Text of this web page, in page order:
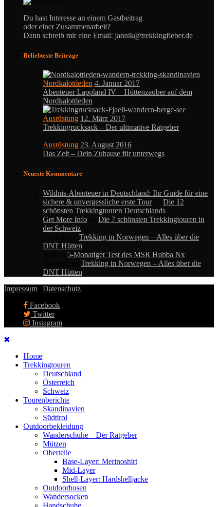
Du hast Interesse an einem Gastbeitrag
oder einer Zusammenarbeit?
Dann schreib mir eine Email: jannik@trekkingfieber.de
Beliebteste Beiträge
Nordkalottleden 4. Januar 2017
Abenteuer Lappland IV – Hüttenzauber auf dem
Nordkalottleden
Ausrüstung 12. März 2017
Trekkingrucksack – Der ultimative Ratgeber
Ausrüstung 23. August 2016
Das Zelt – Dein Zuhause für unterwegs
Neueste Kommentare
Wildnis-Abenteuer in Deutschland: Ihr Guide für eine
sichere & unvergessliche erste Tourzu Die 12
schönsten Trekkingtouren Deutschlands
Get More Info
Die 7 schönsten Trekkingtouren in
der Schweiz
Trekking in Norwegen – Alles über die
DNT Hütten
5-Monatiger Test des MSR Hubba Nx
Trekking in Norwegen – Alles über die
DNT Hütten
Impressum
Datenschutz
Facebook
Twitter
Instagram
Home
Trekkingtouren
Deutschland
Österreich
Schweiz
Tourenberichte
Skandinavien
Südtirol
Outdoorbekleidung
Wanderschuhe – Der Ratgeber
Mützen
Oberteile
Base-Layer: Merinoshirt
Mid-Layer
Shell-Layer: Hardshelljacke
Outdoorhosen
Wandersocken
Handschuhe